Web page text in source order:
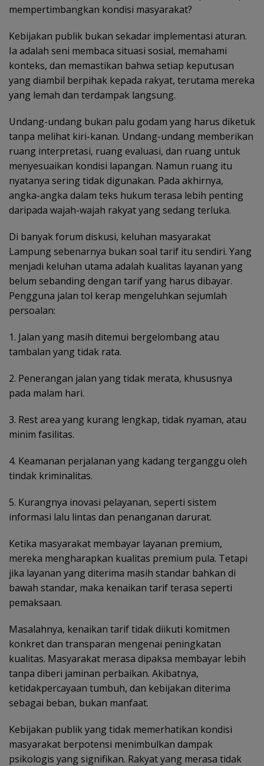
mempertimbangkan kondisi masyarakat?
Kebijakan publik bukan sekadar implementasi aturan.
Ia adalah seni membaca situasi sosial, memahami
konteks, dan memastikan bahwa setiap keputusan
yang diambil berpihak kepada rakyat, terutama mereka
yang lemah dan terdampak langsung.
Undang-undang bukan palu godam yang harus diketuk
tanpa melihat kiri-kanan. Undang-undang memberikan
ruang interpretasi, ruang evaluasi, dan ruang untuk
menyesuaikan kondisi lapangan. Namun ruang itu
nyatanya sering tidak digunakan. Pada akhirnya,
angka-angka dalam teks hukum terasa lebih penting
daripada wajah-wajah rakyat yang sedang terluka.
Di banyak forum diskusi, keluhan masyarakat
Lampung sebenarnya bukan soal tarif itu sendiri. Yang
menjadi keluhan utama adalah kualitas layanan yang
belum sebanding dengan tarif yang harus dibayar.
Pengguna jalan tol kerap mengeluhkan sejumlah
persoalan:
1. Jalan yang masih ditemui bergelombang atau
tambalan yang tidak rata.
2. Penerangan jalan yang tidak merata, khususnya
pada malam hari.
3. Rest area yang kurang lengkap, tidak nyaman, atau
minim fasilitas.
4. Keamanan perjalanan yang kadang terganggu oleh
tindak kriminalitas.
5. Kurangnya inovasi pelayanan, seperti sistem
informasi lalu lintas dan penanganan darurat.
Ketika masyarakat membayar layanan premium,
mereka mengharapkan kualitas premium pula. Tetapi
jika layanan yang diterima masih standar bahkan di
bawah standar, maka kenaikan tarif terasa seperti
pemaksaan.
Masalahnya, kenaikan tarif tidak diikuti komitmen
konkret dan transparan mengenai peningkatan
kualitas. Masyarakat merasa dipaksa membayar lebih
tanpa diberi jaminan perbaikan. Akibatnya,
ketidakpercayaan tumbuh, dan kebijakan diterima
sebagai beban, bukan manfaat.
Kebijakan publik yang tidak memerhatikan kondisi
masyarakat berpotensi menimbulkan dampak
psikologis yang signifikan. Rakyat yang merasa tidak